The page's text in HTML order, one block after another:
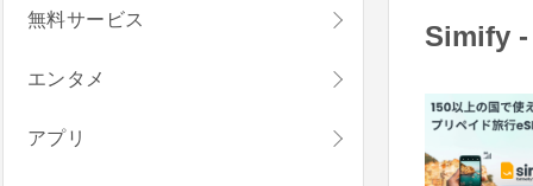
Simify
無料サービス
エンタメ
アプリ